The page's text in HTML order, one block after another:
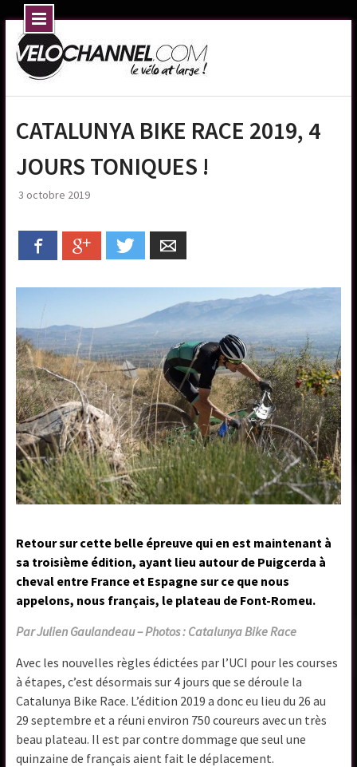
Skip
to
content
CATALUNYA BIKE RACE 2019, 4
JOURS TONIQUES !
3 octobre 2019
Facebook Google+ Twitter
Retour sur cette belle épreuve qui en est maintenant à
sa troisième édition, ayant lieu autour de Puigcerda à
cheval entre France et Espagne sur ce que nous
appelons, nous français, le plateau de Font-Romeu.
Par Julien Gaulandeau – Photos : Catalunya Bike Race
Avec les nouvelles règles édictées par l’UCI pour les courses
à étapes, c’est désormais sur 4 jours que se déroule la
Catalunya Bike Race. L’édition 2019 a donc eu lieu du 26 au
29 septembre et a réuni environ 750 coureurs avec un très
beau plateau. Il est par contre dommage que seul une
quinzaine de français aient fait le déplacement.